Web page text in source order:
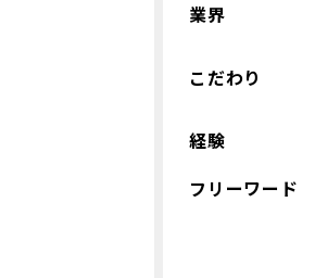
業界
こだわり
経験
フリーワード